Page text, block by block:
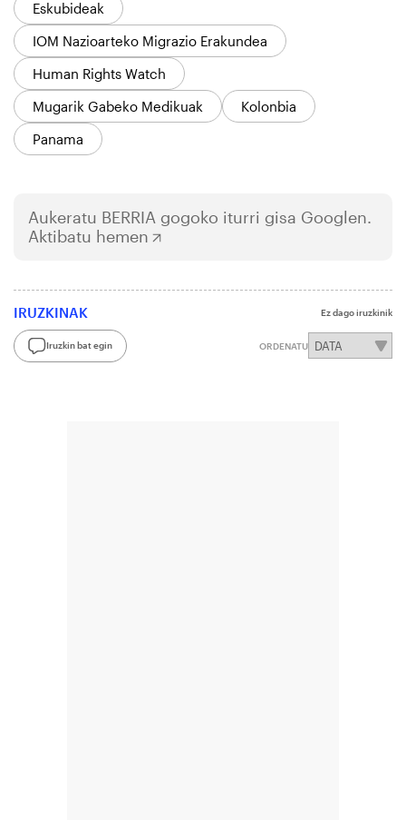
Eskubideak
IOM Nazioarteko Migrazio Erakundea
Human Rights Watch
Mugarik Gabeko Medikuak
Kolonbia
Panama
Aukeratu BERRIA gogoko iturri gisa Googlen.
Aktibatu hemen
IRUZKINAK Ez dago iruzkinik
Iruzkin bat egin ORDENATU